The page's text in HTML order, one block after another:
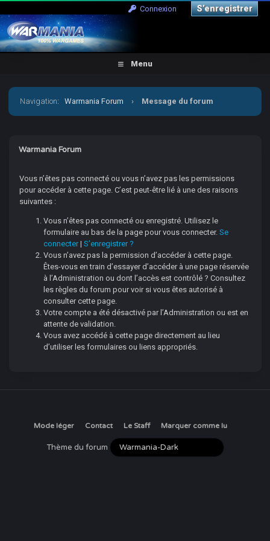
Connexion S’enregistrer
Menu
Navigation:Warmania Forum › Message du forum
Warmania Forum
Vous n’êtes pas connecté ou vous n’avez pas les permissions
pour accéder à cette page. C’est peut-être lié à une des raisons
suivantes :
Vous n’êtes pas connecté ou enregistré. Utilisez le
formulaire au bas de la page pour vous connecter.Se
connecter|S’enregistrer ?
Vous n’avez pas la permission d’accéder à cette page.
Êtes-vous en train d’essayer d’accéder à une page réservée
à l’Administration ou dont l’accès est contrôlé ? Consultez
les règles du forum pour voir si vous êtes autorisé à
consulter cette page.
Votre compte a été désactivé par l’Administration ou est en
attente de validation.
Vous avez accédé à cette page directement au lieu
d’utiliser les formulaires ou liens appropriés.
Mode léger Contact Le Staff Marquer comme lu
Thème du forum